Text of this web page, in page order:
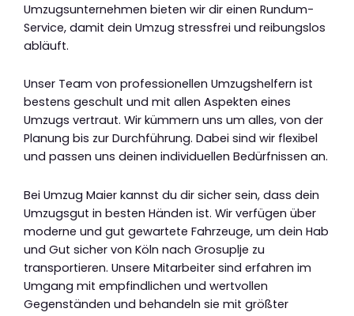
Umzugsunternehmen bieten wir dir einen Rundum-
Service, damit dein Umzug stressfrei und reibungslos
abläuft.
Unser Team von professionellen Umzugshelfern ist
bestens geschult und mit allen Aspekten eines
Umzugs vertraut. Wir kümmern uns um alles, von der
Planung bis zur Durchführung. Dabei sind wir flexibel
und passen uns deinen individuellen Bedürfnissen an.
Bei Umzug Maier kannst du dir sicher sein, dass dein
Umzugsgut in besten Händen ist. Wir verfügen über
moderne und gut gewartete Fahrzeuge, um dein Hab
und Gut sicher von Köln nach Grosuplje zu
transportieren. Unsere Mitarbeiter sind erfahren im
Umgang mit empfindlichen und wertvollen
Gegenständen und behandeln sie mit größter